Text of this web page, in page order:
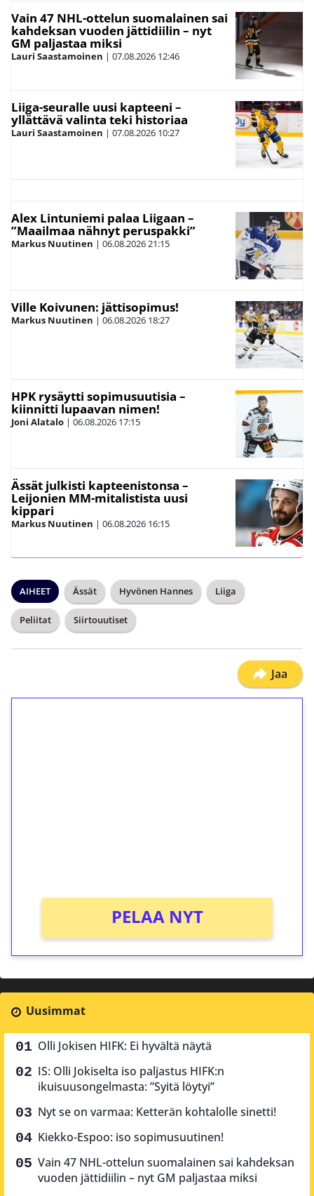
Vain 47 NHL-ottelun suomalainen sai
kahdeksan vuoden jättidiilin – nyt
GM paljastaa miksi
Lauri Saastamoinen | 07.08.2026 12:46
Liiga-seuralle uusi kapteeni –
yllättävä valinta teki historiaa
Lauri Saastamoinen | 07.08.2026 10:27
Alex Lintuniemi palaa Liigaan –
”Maailmaa nähnyt peruspakki”
Markus Nuutinen | 06.08.202621:15
Ville Koivunen: jättisopimus!
Markus Nuutinen | 06.08.2026 18:27
HPK rysäytti sopimusuutisia –
kiinnitti lupaavan nimen!
Joni Alatalo | 06.08.2026 17:15
Ässät julkisti kapteenistonsa –
Leijonien MM-mitalistista uusi
kippari
Markus Nuutinen | 06.08.2026 16:15
AIHEET Ässät Hyvönen Hannes Liiga
Peliitat Siirtouutiset
Jaa
PELAA NYT
Uusimmat
Olli Jokisen HIFK: Ei hyvältä näytä
IS: Olli Jokiselta iso paljastus HIFK:n
ikuisuusongelmasta: ”Syitä löytyi”
Nyt se on varmaa: Ketterän kohtalolle sinetti!
Kiekko-Espoo: iso sopimusuutinen!
Vain 47 NHL-ottelun suomalainen sai kahdeksan
vuoden jättidiilin – nyt GM paljastaa miksi